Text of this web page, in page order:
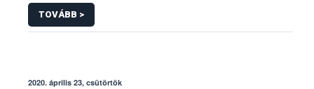
TOVÁBB >
2020. április 23, csütörtök